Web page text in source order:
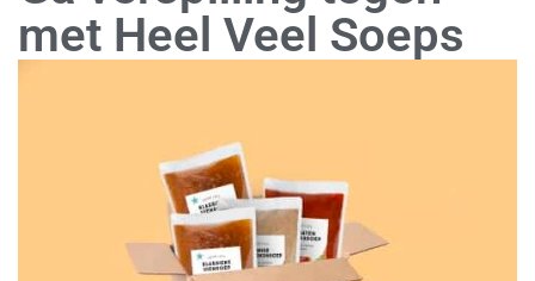
met Heel Veel Soeps